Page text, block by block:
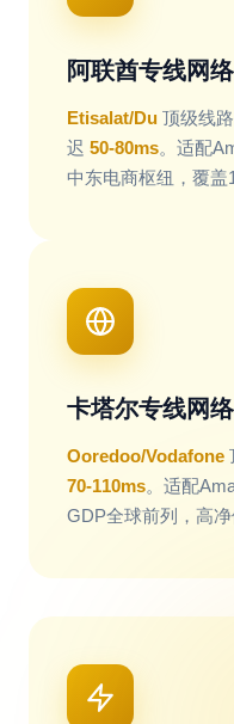
阿联酋专线网络
Etisalat/Du 顶级线
迟 50-80ms。适配
中东电商枢纽，覆盖
卡塔尔专线网络
Ooredoo/Vodafone
70-110ms。适配
GDP全球前列，高